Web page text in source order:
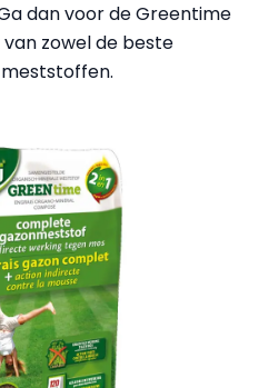
dan voor de Greentime
zowel de beste